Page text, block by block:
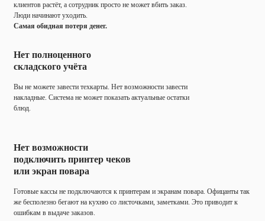
клиентов растёт, а сотрудник просто не может вбить заказ.
Люди начинают уходить.
Самая обидная потеря денег.
Нет полноценного
складского учёта
Вы не можете завести техкарты. Нет возможности завести
накладные. Система не может показать актуальные остатки
блюд.
Нет возможности
подключить принтер чеков
или экран повара
Готовые кассы не подключаются к принтерам и экранам повара. Офицанты так
же бесполезно бегают на кухню со листочками, заметками. Это приводит к
ошибкам в выдаче заказов.